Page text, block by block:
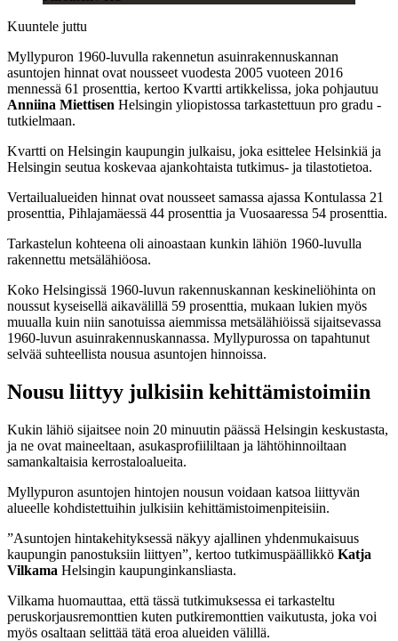
Kuuntele juttu
Myllypuron 1960-luvulla rakennetun asuinrakennuskannan
asuntojen hinnat ovat nousseet vuodesta 2005 vuoteen 2016
mennessä 61 prosenttia, kertoo Kvartti artikkelissa, joka pohjautuu
Anniina Miettisen Helsingin yliopistossa tarkastettuun pro gradu -
tutkielmaan.
Kvartti on Helsingin kaupungin julkaisu, joka esittelee Helsinkiä ja
Helsingin seutua koskevaa ajankohtaista tutkimus- ja tilastotietoa.
Vertailualueiden hinnat ovat nousseet samassa ajassa Kontulassa 21
prosenttia, Pihlajamäessä 44 prosenttia ja Vuosaaressa 54 prosenttia.
Tarkastelun kohteena oli ainoastaan kunkin lähiön 1960-luvulla
rakennettu metsälähiöosa.
Koko Helsingissä 1960-luvun rakennuskannan keskineliöhinta on
noussut kyseisellä aikavälillä 59 prosenttia, mukaan lukien myös
muualla kuin niin sanotuissa aiemmissa metsälähiöissä sijaitsevassa
1960-luvun asuinrakennuskannassa. Myllypurossa on tapahtunut
selvää suhteellista nousua asuntojen hinnoissa.
Nousu liittyy julkisiin kehittämistoimiin
Kukin lähiö sijaitsee noin 20 minuutin päässä Helsingin keskustasta,
ja ne ovat maineeltaan, asukasprofiililtaan ja lähtöhinnoiltaan
samankaltaisia kerrostaloalueita.
Myllypuron asuntojen hintojen nousun voidaan katsoa liittyvän
alueelle kohdistettuihin julkisiin kehittämistoimenpiteisiin.
”Asuntojen hintakehityksessä näkyy ajallinen yhdenmukaisuus
kaupungin panostuksiin liittyen”, kertoo tutkimuspäällikkö Katja
Vilkama Helsingin kaupunginkansliasta.
Vilkama huomauttaa, että tässä tutkimuksessa ei tarkasteltu
peruskorjausremonttien kuten putkiremonttien vaikutusta, joka voi
myös osaltaan selittää tätä eroa alueiden välillä.